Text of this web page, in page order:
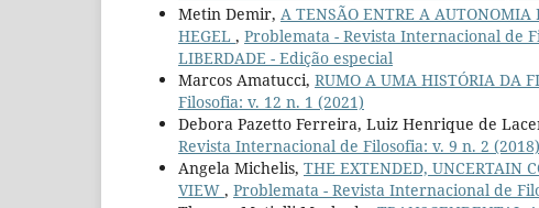
Metin Demir, A TENSÃO ENTRE A AUTONOMIA
HEGEL , Problemata - Revista Internacional de
LIBERDADE - Edição especial
Marcos Amatucci, RUMO A UMA HISTÓRIA DA
Filosofia: v. 12 n. 1 (2021)
Debora Pazetto Ferreira, Luiz Henrique de
Revista Internacional de Filosofia: v. 9 n. 2 (2018)
Angela Michelis, THE EXTENDED, UNCERTAIN
VIEW , Problemata - Revista Internacional de